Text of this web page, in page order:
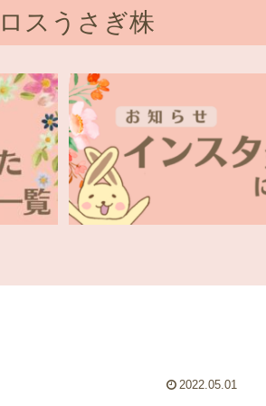
スうさぎ株
2022.05.01